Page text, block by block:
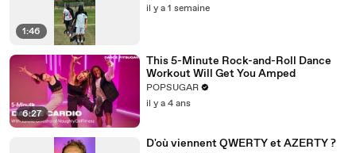
1:46
il y a 1 semaine
6:27
This 5-Minute Rock-and-Roll Dance
Workout Will Get You Amped
POPSUGAR
il y a 4 ans
D'où viennent QWERTY et AZERTY ?